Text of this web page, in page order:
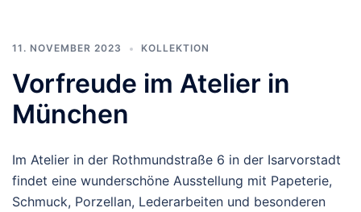
11. NOVEMBER 2023 KOLLEKTION
Vorfreude im Atelier in
München
Im Atelier in der Rothmundstraße 6 in der Isarvorstadt
findet eine wunderschöne Ausstellung mit Papeterie,
Schmuck, Porzellan, Lederarbeiten und besonderen